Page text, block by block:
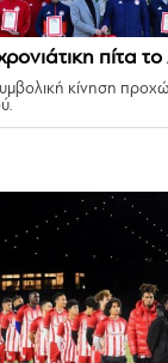
πίτα
κίνηση